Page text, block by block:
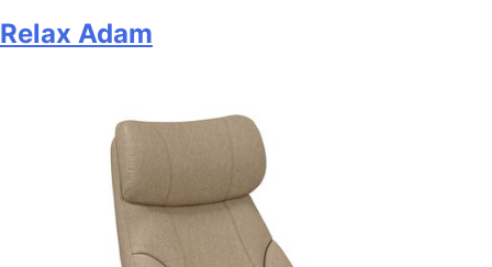
Relax Adam